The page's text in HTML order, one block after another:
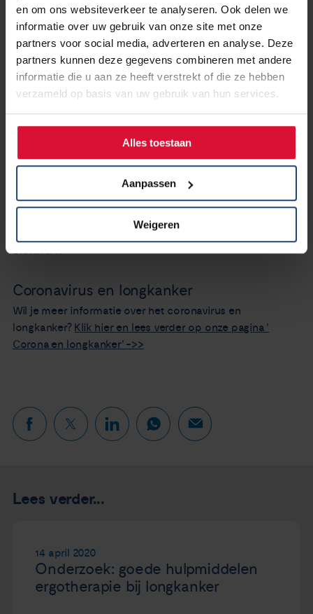
en om ons websiteverkeer te analyseren. Ook delen we
informatie over uw gebruik van onze site met onze
partners voor social media, adverteren en analyse. Deze
partners kunnen deze gegevens combineren met andere
informatie die u aan ze heeft verstrekt of die ze hebben
verzameld op basis van uw gebruik van hun services.
Alles toestaan
Aanpassen
Weigeren
Door jouw ervaring anoniem te delen, kan er een goed
beeld gevormd worden van de situatie. Alle ervaringen
samen helpen patiëntenorganisaties, ziekenhuizen, artsen
en de politiek om landelijke afspraken te maken over hoe
de kankerzorg zo goed mogelijk door kan gaan tijdens de
Dit is een onderzoek van de Nederlandse Federatie van
Kankerpatiëntenorganisaties (NFK) in samenwerking met
de kankerpatiëntenorganisaties en de oncologische
artsen verenigd in Stichting Oncologische Samenwerking
(SONCOS). Lees deprivacyverklaring.
Bron: NFK
Coronavirus en longkanker
Wil je meer informatie over het coronavirus en
longkanker? Klik hier en lees verder op onze pagina '
Corona en longkanker' ->>
Lees verder...
14 april 2020
Onderzoek: goede hulpmiddelen
ergotherapie bij longkanker